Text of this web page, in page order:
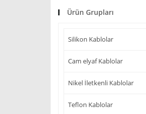
Ürün Grupları
Silikon Kablolar
Cam elyaf Kablolar
Nikel İletkenli Kablolar
Teflon Kablolar